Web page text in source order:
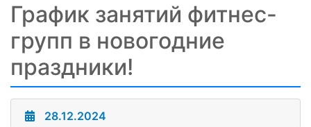
График занятий фитнес-
групп в новогодние
праздники!
28.12.2024